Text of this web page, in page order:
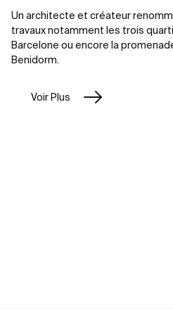
Un architecte et créateur
travaux notamment les trois
Barcelone ou encore la
Benidorm.
Voir Plus